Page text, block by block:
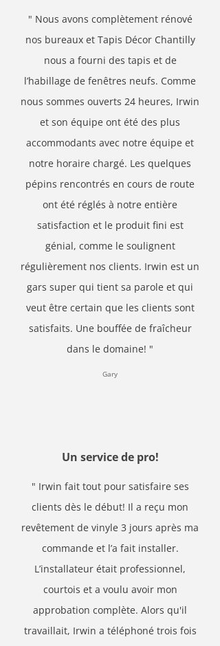
" Nous avons complètement rénové
nos bureaux et Tapis Décor Chantilly
nous a fourni des tapis et de
l’habillage de fenêtres neufs. Comme
nous sommes ouverts 24 heures, Irwin
et son équipe ont été des plus
accommodants avec notre équipe et
notre horaire chargé. Les quelques
pépins rencontrés en cours de route
ont été réglés à notre entière
satisfaction et le produit fini est
génial, comme le soulignent
régulièrement nos clients. Irwin est un
gars super qui tient sa parole et qui
veut être certain que les clients sont
satisfaits. Une bouffée de fraîcheur
dans le domaine! "
Gary
Un service de pro!
" Irwin fait tout pour satisfaire ses
clients dès le début! Il a reçu mon
revêtement de vinyle 3 jours après ma
commande et l’a fait installer.
L’installateur était professionnel,
courtois et a voulu avoir mon
approbation complète. Alors qu'il
travaillait, Irwin a téléphoné trois fois